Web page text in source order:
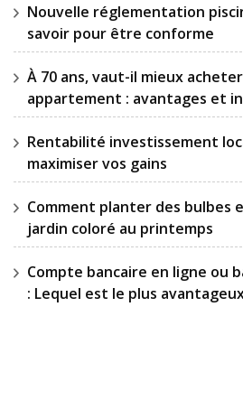
Nouvelle réglementation
savoir pour être conforme
À 70 ans, vaut-il mieux
appartement : avantages et
Rentabilité investissement
maximiser vos gains
Comment planter des bulbes
jardin coloré au printemps
Compte bancaire en ligne ou
: Lequel est le plus